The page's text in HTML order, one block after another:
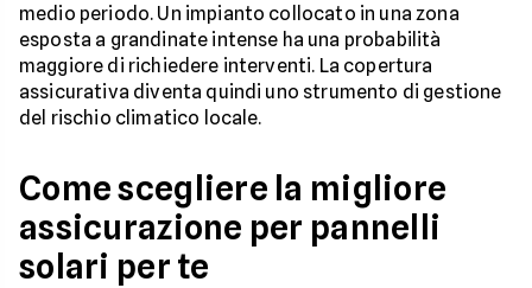
medio periodo. Un impianto collocato in una zona
esposta a grandinate intense ha una probabilità
maggiore di richiedere interventi. La copertura
assicurativa diventa quindi uno strumento di gestione
del rischio climatico locale.
Come scegliere la migliore
assicurazione per pannelli
solari per te